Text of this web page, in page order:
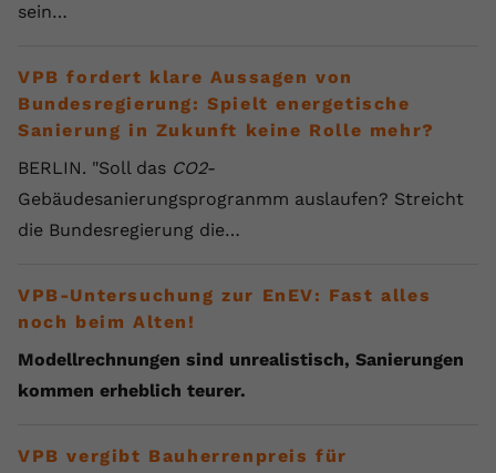
sein…
VPB fordert klare Aussagen von
Bundesregierung: Spielt energetische
Sanierung in Zukunft keine Rolle mehr?
BERLIN. "Soll das CO2-
Gebäudesanierungsprogranmm auslaufen? Streicht
die Bundesregierung die…
VPB-Untersuchung zur EnEV: Fast alles
noch beim Alten!
Modellrechnungen sind unrealistisch, Sanierungen
kommen erheblich teurer.
VPB vergibt Bauherrenpreis für